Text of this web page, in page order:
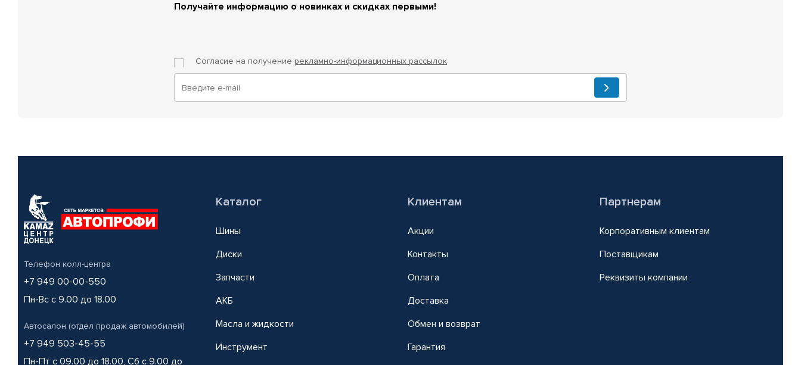
Получайте информацию о новинках и скидках первыми!
Согласие на получение рекламно-информационных рассылок
Телефон колл-центра
+7 949 00-00-550
Пн-Вс с 9.00 до 18.00
Автосалон (отдел продаж автомобилей)
+7 949 503-45-55
Пн-Пт с 09.00 до 18.00, Сб с 9.00 до
Каталог
Шины
Диски
Запчасти
АКБ
Масла и жидкости
Инструмент
Клиентам
Акции
Контакты
Оплата
Доставка
Обмен и возврат
Гарантия
Партнерам
Корпоративным клиентам
Поставщикам
Реквизиты компании